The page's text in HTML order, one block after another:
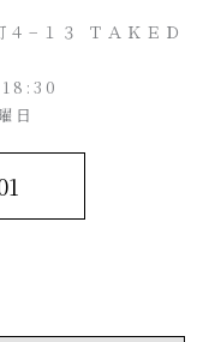
−１３ ＴＡＫＥＤ
18:30
日